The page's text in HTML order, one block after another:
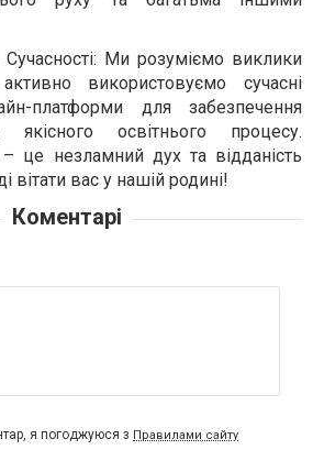
Ми розуміємо виклики
використовуємо сучасні
платформи для забезпечення
якісного освітнього процесу.
це незламний дух та відданість
вітати вас у нашій родині!
Коментарі
я погоджуюся з Правилами сайту